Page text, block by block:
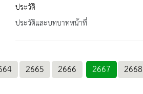
ประวัติ
ประวัติและบทบาทหน้าที่
2665 2666 2667 2668